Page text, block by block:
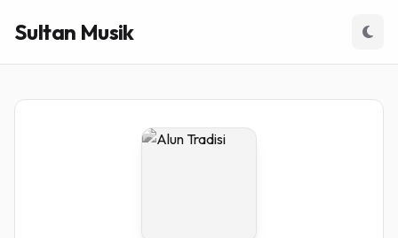
Sultan Musik